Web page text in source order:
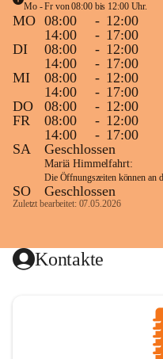
Mo - Fr von 08:00 bis 12:00 Uhr.
MO 08:00 - 12:00
14:00
- 17:00
DI
08:00 - 12:00
14:00
- 17:00
MI
08:00 - 12:00
14:00
- 17:00
DO
08:00 - 12:00
FR
08:00 - 12:00
14:00
- 17:00
SA
Geschlossen
Mariä Himmelfahrt:
Die Öffnungszeiten können an
SO Geschlossen
Zuletzt bearbeitet: 07.05.2026
Kontakte